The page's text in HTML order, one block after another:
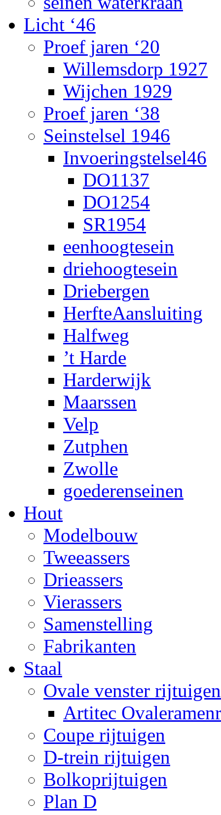
Licht ‘46
Proef jaren ‘20
Willemsdorp 1927
Wijchen 1929
Proef jaren ‘38
Seinstelsel 1946
Invoeringstelsel46
DO1137
DO1254
SR1954
eenhoogtesein
driehoogtesein
Driebergen
HerfteAansluiting
Halfweg
’t Harde
Harderwijk
Maarssen
Velp
Zutphen
Zwolle
goederenseinen
Hout
Modelbouw
Tweeassers
Drieassers
Vierassers
Samenstelling
Fabrikanten
Staal
Ovale venster rijtuigen
Artitec
Coupe rijtuigen
D-trein rijtuigen
Bolkoprijtuigen
Plan D